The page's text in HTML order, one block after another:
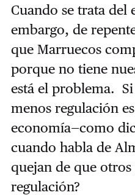
Cuando se trata del
embargo, de
que Marruecos
porque no tiene
está el problema.
menos regulación
economía—como
cuando habla de
quejan de que otros
regulación?